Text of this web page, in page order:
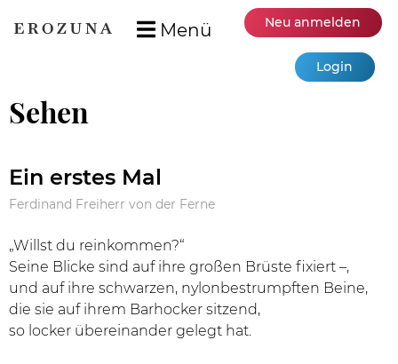
Menü Neu anmelden
Login
Sehen
Ein erstes Mal
Ferdinand Freiherr von der Ferne
„Willst du reinkommen?“
Seine Blicke sind auf ihre großen Brüste fixiert –,
und auf ihre schwarzen, nylonbestrumpften Beine,
die sie auf ihrem Barhocker sitzend,
so locker übereinander gelegt hat.